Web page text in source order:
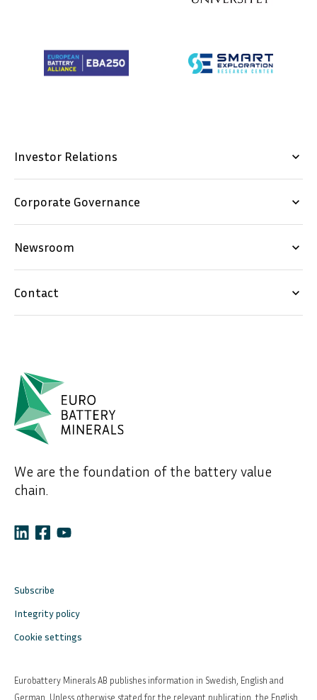
Investor Relations keyboard_arrow_down
Corporate Governance keyboard_arrow_down
Newsroom keyboard_arrow_down
Contact keyboard_arrow_down
We are the foundation of the battery value
chain.
Subscribe
Integrity policy
Cookie settings
Eurobattery Minerals AB publishes information in Swedish, English and
German. Unless otherwise stated for the relevant publication, the English